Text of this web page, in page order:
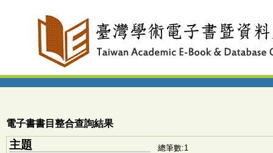
電子書書目整合查詢結果
主題 總筆數:1